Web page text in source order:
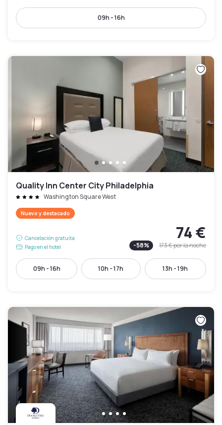
09h - 16h
Quality Inn Center City Philadelphia
Washington Square West
Nuevo y destacado
Cancelación gratuita
Pago en el hotel
74 €
-58% 173 €por la noche
09h - 16h 10h - 17h 13h - 19h